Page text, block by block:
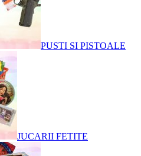
PUSTI SI PISTOALE
JUCARII FETITE